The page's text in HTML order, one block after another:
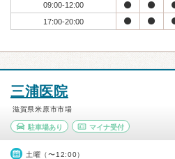
09:00-12:00
17:00-20:00
三浦医院
滋賀県米原市市場
駐車場あり マイナ受付
土曜（〜12:00）